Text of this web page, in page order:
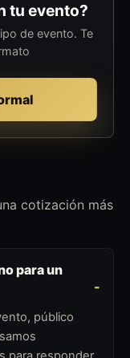
tu evento?
de evento. Te
cotización más
para un
público